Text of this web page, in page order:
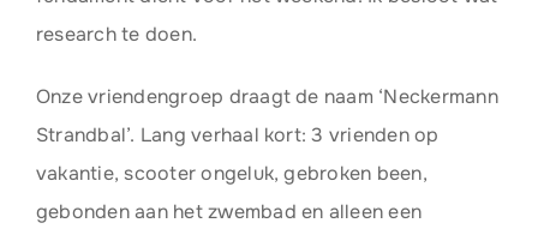
research te doen.
Onze vriendengroep draagt de naam ‘Neckermann
Strandbal’. Lang verhaal kort: 3 vrienden op
vakantie, scooter ongeluk, gebroken been,
gebonden aan het zwembad en alleen een